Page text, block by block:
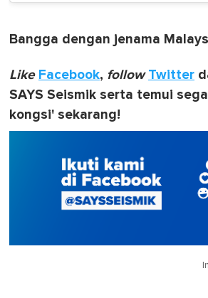
Bangga dengan jenama
Like Facebook, follow Twitter
SAYS Seismik serta temui
kongsi' sekarang!